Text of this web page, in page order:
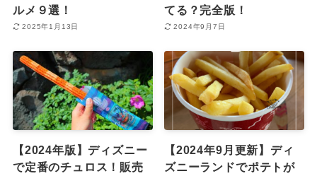
ルメ９選！
2025年1月13日
てる？完全版！
2024年9月7日
【2024年版】ディズニー
で定番のチュロス！販売
【2024年9月更新】ディ
ズニーランドでポテトが